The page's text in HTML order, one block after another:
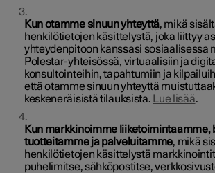
Kun otamme sinuun yhteyttä, mikä
henkilötietojen käsittelystä, joka liittyy
yhteydenpitoon kanssasi sosiaalisessa
Polestar-yhteisössä, virtuaalisiin ja
konsultointeihin, tapahtumiin ja
että otamme sinuun yhteyttä
keskeneräisistä tilauksista. Lue lisää.
Kun markkinoimme liiketoimintaamme,
tuotteitamme ja palveluitamme, mikä
henkilötietojen käsittelystä
puhelimitse, sähköpostitse,